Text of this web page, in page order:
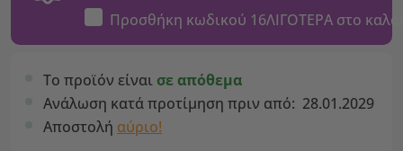
Προσθήκη κωδικού 16ΛΙΓΟΤΕΡΑ στο
Το προϊόν είναι σε απόθεμα
Ανάλωση κατά προτίμηση πριν από: 28.01.2029
Αποστολή αύριο!